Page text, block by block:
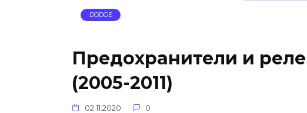
DODGE
Предохранители и
(2005-2011)
02.11.2020 0